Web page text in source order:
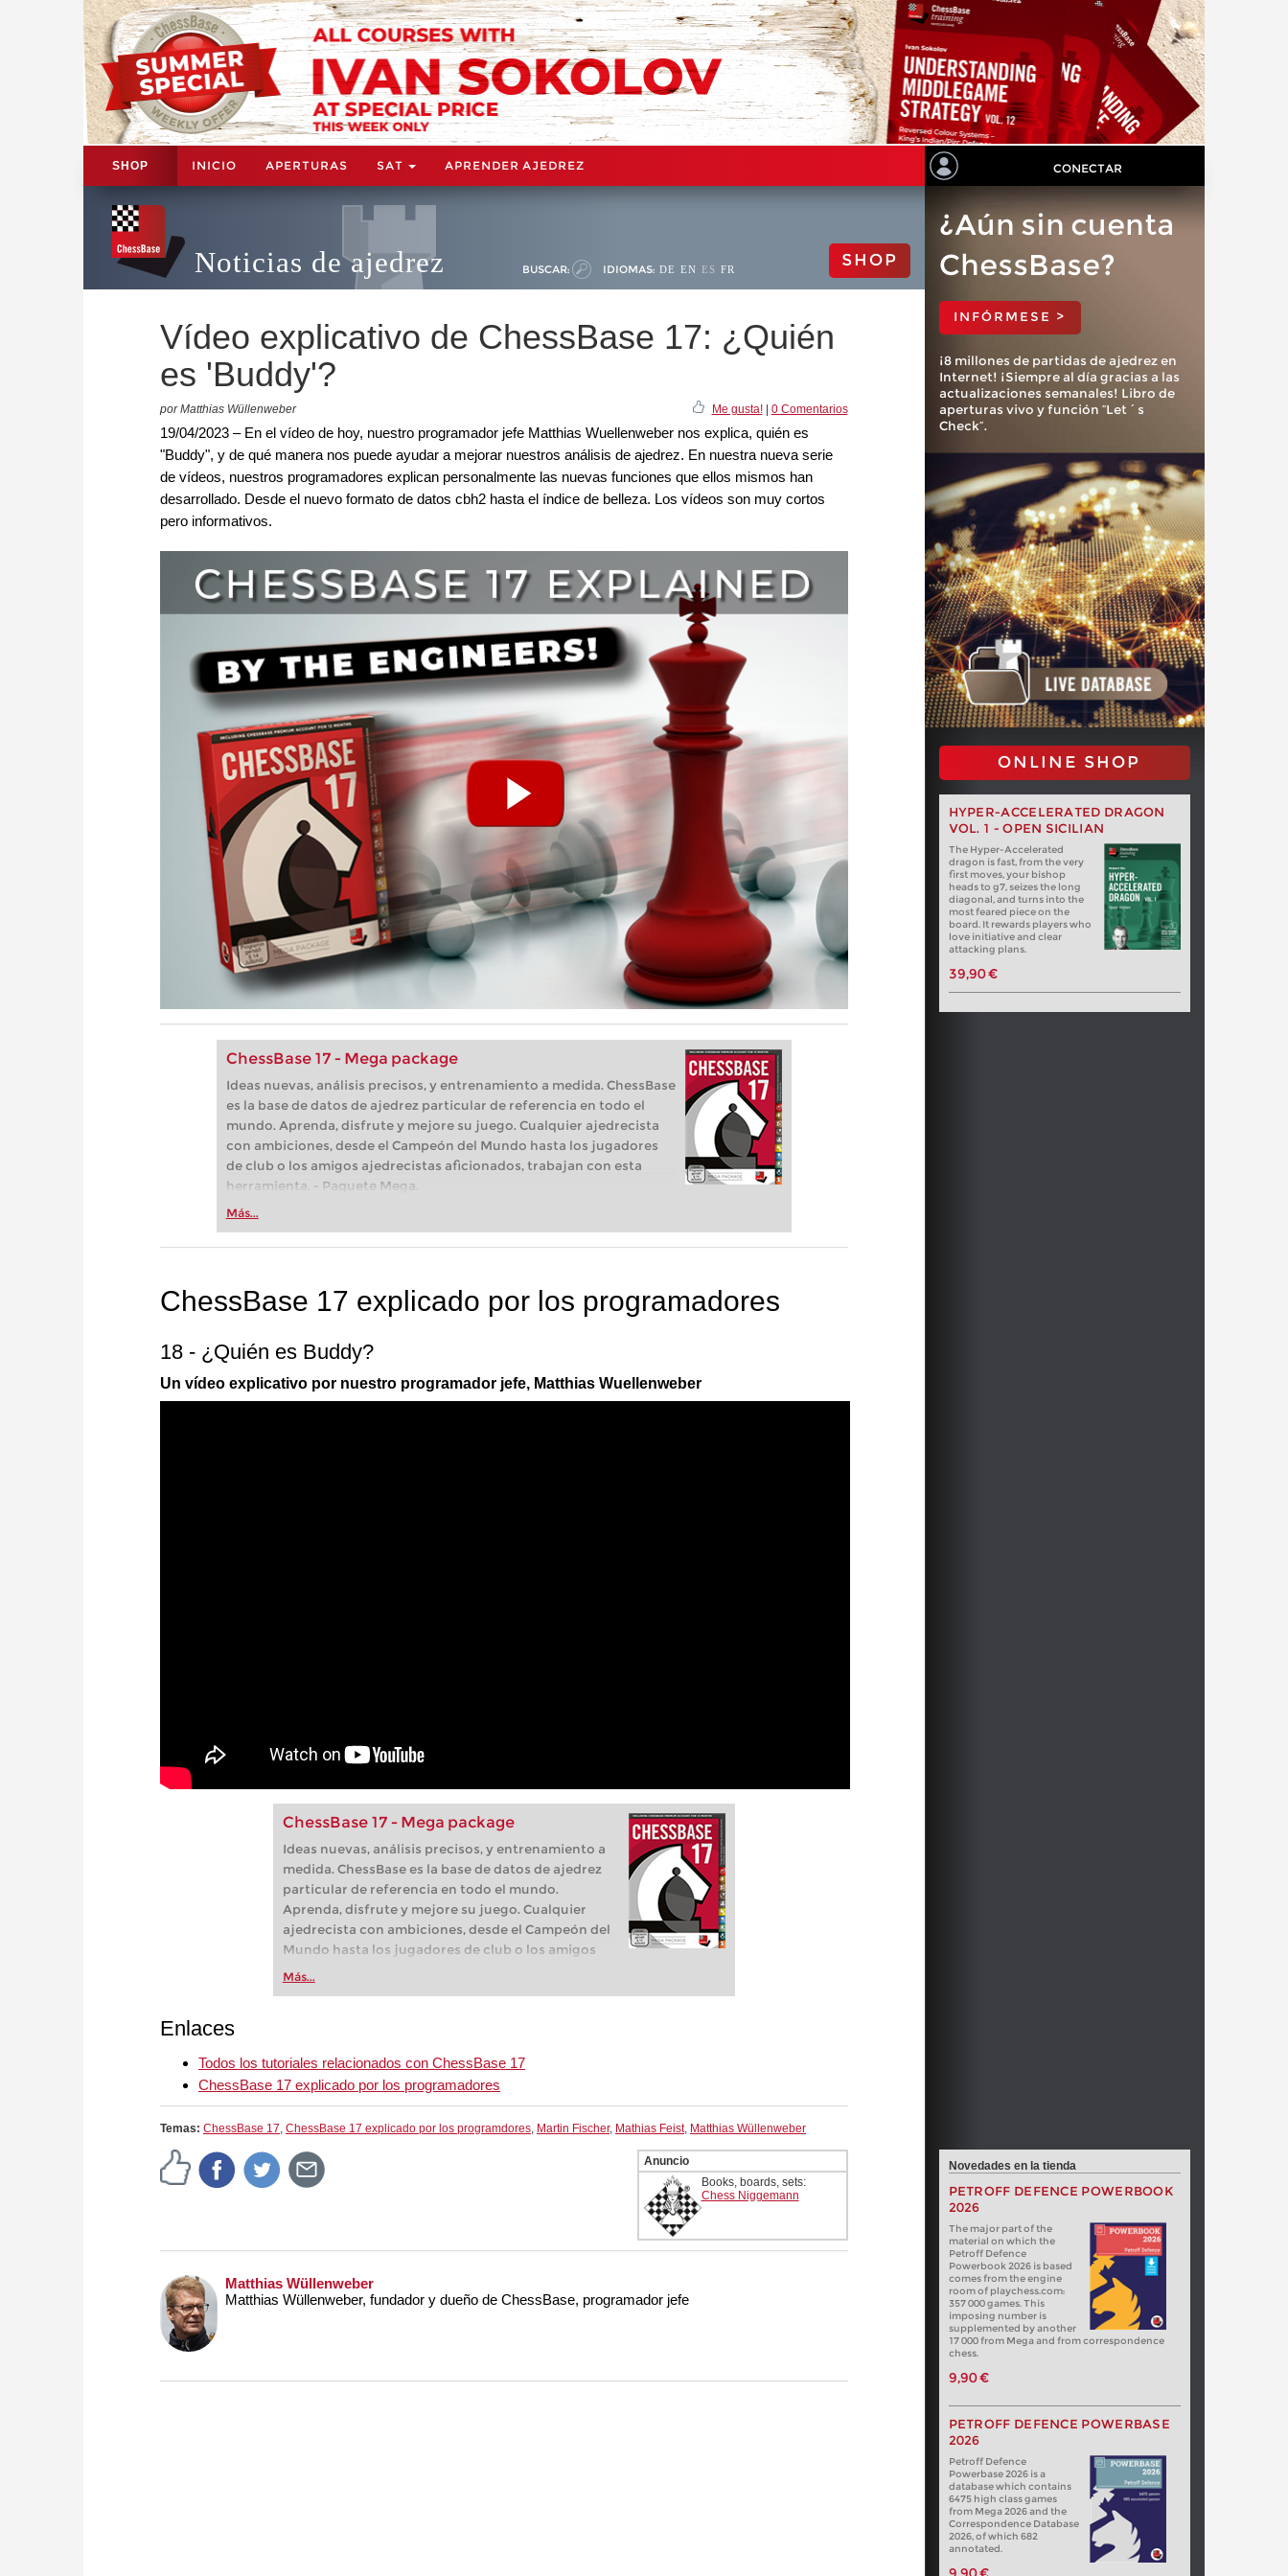
SHOP INICIO APERTURAS SAT APRENDER AJEDREZ CONECTAR
Noticias de ajedrez BUSCAR: IDIOMAS: DE EN ES FR SHOP
Vídeo explicativo de ChessBase 17: ¿Quién
es 'Buddy'?
por Matthias Wüllenweber Me gusta!| 0 Comentarios
19/04/2023 – En el vídeo de hoy, nuestro programador jefe Matthias Wuellenweber nos explica, quién es
"Buddy", y de qué manera nos puede ayudar a mejorar nuestros análisis de ajedrez. En nuestra nueva serie
de vídeos, nuestros programadores explican personalmente las nuevas funciones que ellos mismos han
desarrollado. Desde el nuevo formato de datos cbh2 hasta el índice de belleza. Los vídeos son muy cortos
pero informativos.
ChessBase 17 - Mega package
Ideas nuevas, análisis precisos, y entrenamiento a medida. ChessBase
es la base de datos de ajedrez particular de referencia en todo el
mundo. Aprenda, disfrute y mejore su juego. Cualquier ajedrecista
con ambiciones, desde el Campeón del Mundo hasta los jugadores
de club o los amigos ajedrecistas aficionados, trabajan con esta
herramienta. - Paquete Mega.
Más...
¿Aún sin cuenta
ChessBase?
INFÓRMESE >
¡8 millones de partidas de ajedrez en
Internet! ¡Siempre al día gracias a las
actualizaciones semanales! Libro de
aperturas vivo y función “Let´s
Check”.
ONLINE SHOP
HYPER-ACCELERATED DRAGON
VOL. 1 - OPEN SICILIAN
The Hyper-Accelerated
dragon is fast, from the very
first moves, your bishop
heads to g7, seizes the long
diagonal, and turns into the
most feared piece on the
board. It rewards players who
love initiative and clear
attacking plans.
39,90 €
ChessBase 17 explicado por los programadores
18 - ¿Quién es Buddy?
Un vídeo explicativo por nuestro programador jefe, Matthias Wuellenweber
ChessBase 17 - Mega package
Ideas nuevas, análisis precisos, y entrenamiento a
medida. ChessBase es la base de datos de ajedrez
particular de referencia en todo el mundo.
Aprenda, disfrute y mejore su juego. Cualquier
ajedrecista con ambiciones, desde el Campeón del
Mundo hasta los jugadores de club o los amigos
ajedrecistas aficionados, trabajan con esta
Más...
Enlaces
Todos los tutoriales relacionados con ChessBase 17
ChessBase 17 explicado por los programadores
Temas: ChessBase 17, ChessBase 17 explicado por los programdores, Martin Fischer, Mathias Feist, Matthias Wüllenweber
Anuncio
Books, boards, sets:
Chess Niggemann
Matthias Wüllenweber
Matthias Wüllenweber, fundador y dueño de ChessBase, programador jefe
Novedades en la tienda
PETROFF DEFENCE POWERBOOK
2026
The major part of the
material on which the
Petroff Defence
Powerbook 2026 is based
comes from the engine
room of playchess.com:
357 000 games. This
imposing number is
supplemented by another
17 000 from Mega and from correspondence
chess.
9,90 €
PETROFF DEFENCE POWERBASE
2026
Petroff Defence
Powerbase 2026 is a
database which contains
6475 high class games
from Mega 2026 and the
Correspondence Database
2026, of which 682
annotated.